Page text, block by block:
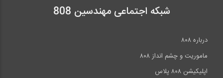
شبکه اجتماعی مهندسین 808
درباره ۸۰۸
ماموریت و چشم انداز ۸۰۸
اپلیکیشن ۸۰۸ پلاس